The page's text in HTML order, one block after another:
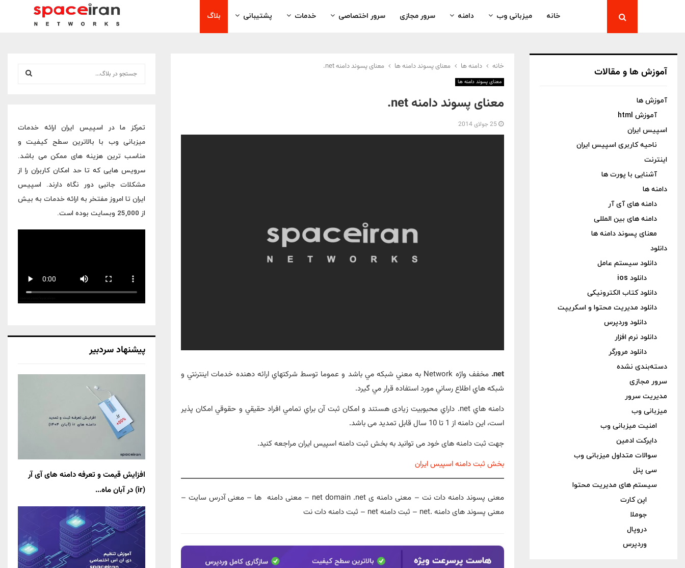
خانه میزبانی وب دامنه سرور مجازی سرور اختصاصی خدمات پشتیبانی بلاگ
خانه دامنه ها معنای پسوند دامنه ها معنای پسوند دامنه net.
معنای پسوند دامنه ها
معنای پسوند دامنه net.
25 جولای 2014
net.
مخفف واژه Network به معني شبكه مي باشد و عموما توسط شركتهاي ارائه دهنده خدمات اينترنتي و
شبكه هاي اطلاع رساني مورد استفاده قرار مي گيرد.
دامنه هاي net. داراي محبوبیت زیادی هستند و امكان ثبت آن براي تمامي افراد حقيقي و حقوقي امكان پذير
است، این دامنه از 1 تا 10 سال قابل تمدید می باشد.
جهت ثبت دامنه های خود می توانید به بخش ثبت دامنه اسپیس ایران مراجعه کنید.
بخش ثبت دامنه اسپیس ایران
معنی پسوند دامنه دات نت – معنی دامنه ی net domain .net – معنی دامنه ها – معنی آدرس سایت –
معنی پسوند های دامنه .net – ثبت دامنه net – ثبت دامنه دات نت
آموزش ها و مقالات
آموزش ها
آموزش html
اسپیس ایران
ناحیه کاربری اسپیس ایران
اینترنت
آشنایی با پورت ها
دامنه ها
دامنه های آی آر
دامنه های بین المللی
معنای پسوند دامنه ها
دانلود
دانلود سیستم عامل
دانلود ios
دانلود کتاب الکترونیکی
دانلود مدیریت محتوا و اسکریپت
دانلود وردپرس
دانلود نرم افزار
دانلود مرورگر
دسته‌بندی نشده
سرور مجازی
مدیریت سرور
میزبانی وب
امنیت میزبانی وب
دایرکت ادمین
سوالات متداول میزبانی وب
سی پنل
سیستم های مدیریت محتوا
اپن کارت
جوملا
دروپال
وردپرس
h
f
o
r
R
C
H
تمرکز ما در اسپیس ایران ارائه خدمات
میزبانی وب با بالاترین سطح کیفیت و
مناسب ترین هزینه های ممکن می باشد.
سرویس هایی که تا حد امکان کاربران را از
مشکلات جانبی دور نگاه دارند. اسپیس
ایران تا امروز مفتخر به ارائه خدمات به بیش
از 25,000 وبسایت بوده است.
پیشنهاد سردبیر
افزایش قیمت و تعرفه دامنه های آی آر
(ir) در آبان ماه...